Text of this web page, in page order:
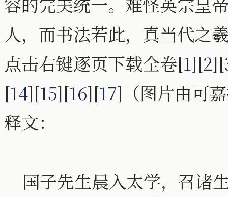
人，而书法若此，真当代之
点击右键逐页下载全卷[1][2][
[14][15][16][17]（图片由可
释文：
国子先生晨入太学，召诸